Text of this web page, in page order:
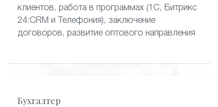
клиентов, работа в программах (1С, Битрикс
24:CRM и Телефония), заключение
договоров, развитие оптового направления
Бухгалтер